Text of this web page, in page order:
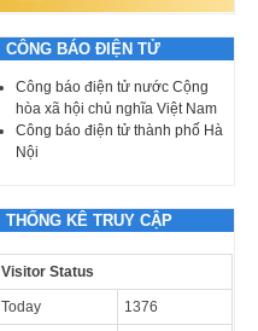
CÔNG BÁO ĐIỆN TỬ
Công báo điện tử nước Cộng
hòa xã hội chủ nghĩa Việt Nam
Công báo điện tử thành phố Hà
Nội
THỐNG KÊ TRUY CẬP
Visitor Status
Today 1376